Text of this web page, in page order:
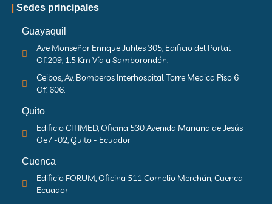
| Sedes principales
Guayaquil
Ave Monseñor Enrique Juhles 305, Edificio del Portal
Of.209, 1.5 Km Vía a Samborondón.
Ceibos, Av. Bomberos Interhospital Torre Medica Piso 6
Of. 606.
Quito
Edificio CITIMED, Oficina 530 Avenida Mariana de Jesús
Oe7 -02, Quito - Ecuador
Cuenca
Edificio FORUM, Oficina 511 Cornelio Merchán, Cuenca -
Ecuador